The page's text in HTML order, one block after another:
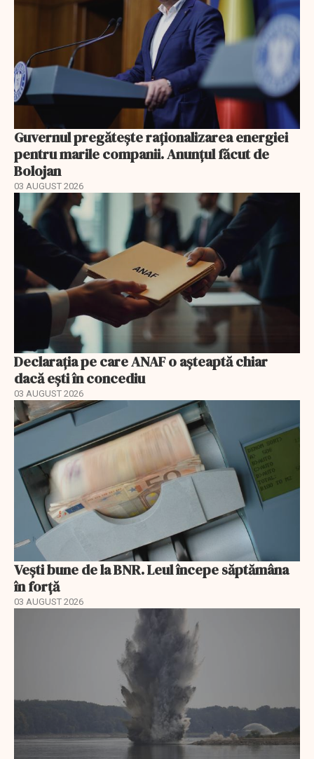
Guvernul pregătește raționalizarea energiei
pentru marile companii. Anunțul făcut de
Bolojan
03 AUGUST 2026
Declarația pe care ANAF o așteaptă chiar
dacă ești în concediu
03 AUGUST 2026
Vești bune de la BNR. Leul începe săptămâna
în forță
03 AUGUST 2026